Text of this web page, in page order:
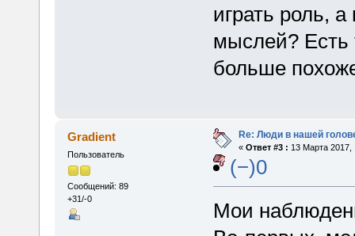
играть роль,
мыслей? Есть
больше
Gradient
Пользователь
Сообщений: 89
+31/-0
Re: Люди в нашей
« Ответ #3 : 13 Марта 2017,
(−)0
Мои